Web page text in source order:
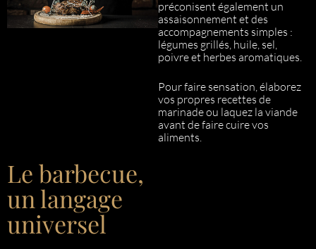
préconisent également un
assaisonnement et des
accompagnements simples :
légumes grillés, huile, sel,
poivre et herbes aromatiques.
Pour faire sensation, élaborez
vos propres recettes de
marinade ou laquez la viande
avant de faire cuire vos
aliments.
Le barbecue,
un langage
universel